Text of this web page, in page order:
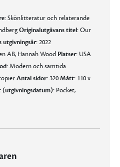
Skönlitteratur och relaterande
Originalutgåvans titel:Our
utgivningsår:2022
AB, Hannah Wood Platser: USA
Modern och samtida
Antal sidor:320Mått: 110 x
(utgivningsdatum): Pocket,